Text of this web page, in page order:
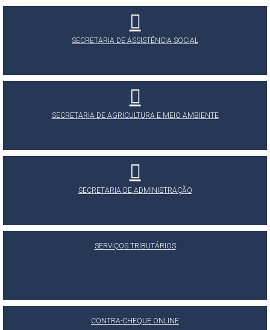
SECRETARIA DE ASSISTÊNCIA SOCIAL
SECRETARIA DE AGRICULTURA E MEIO AMBIENTE
SECRETARIA DE ADMINISTRAÇÃO
SERVIÇOS TRIBUTÁRIOS
CONTRA-CHEQUE ONLINE